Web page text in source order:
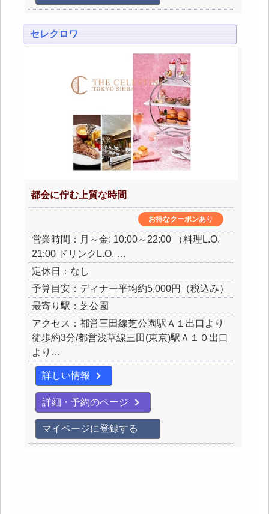
セレクロワ
都会に佇む上質な時間
お得なクーポンあり
営業時間：月～金: 10:00～22:00 （料理L.O.
21:00 ドリンクL.O. …
定休日：なし
予算目安：ディナー平均約5,000円（税込み）
最寄り駅：芝公園
アクセス：都営三田線芝公園駅Ａ１出口より
徒歩約3分/都営浅草線三田(東京)駅Ａ１０出口
より…
詳しい情報
詳細・予約のページ
マイページに登録する